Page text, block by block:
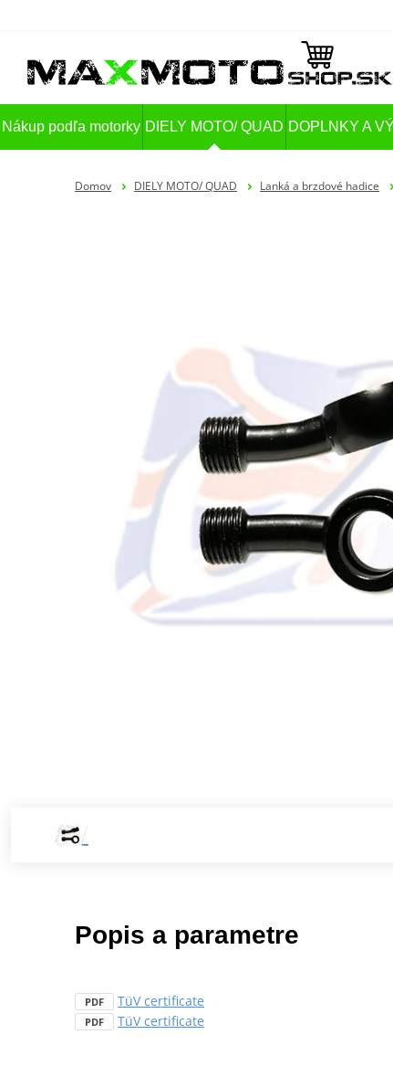
Nákup podľa motorky DIELY MOTO/ QUAD DOPLNKY A
Domov DIELY MOTO/ QUAD Lanká a brzdové hadice
Popis a parametre
PDF TüV certificate
PDF TüV certificate